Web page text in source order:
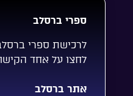
ספרי ברסלב
לרכישת ספרי
לחצו על אחד
אתר ברסלב